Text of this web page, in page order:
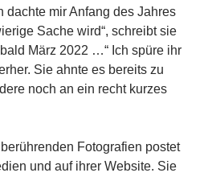
dachte mir Anfang des Jahres
Sache wird“, schreibt sie
März 2022 …“ Ich spüre ihr
Sie ahnte es bereits zu
noch an ein recht kurzes
Fotografien postet
und auf ihrer Website. Sie